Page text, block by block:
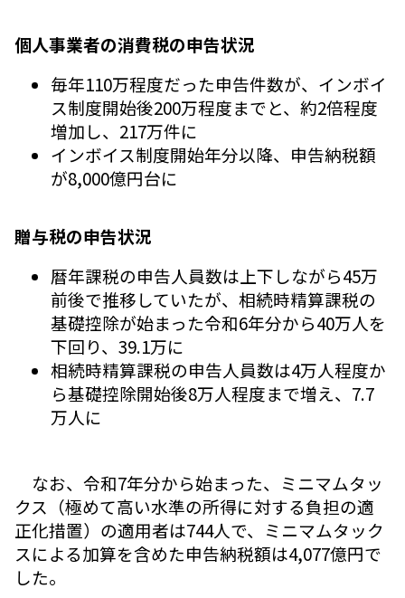
個人事業者の消費税の申告状況
毎年110万程度だった申告件数が、インボイ
ス制度開始後200万程度までと、約2倍程度
増加し、217万件に
インボイス制度開始年分以降、申告納税額
が8,000億円台に
贈与税の申告状況
暦年課税の申告人員数は上下しながら45万
前後で推移していたが、相続時精算課税の
基礎控除が始まった令和6年分から40万人を
下回り、39.1万に
相続時精算課税の申告人員数は4万人程度か
ら基礎控除開始後8万人程度まで増え、7.7
万人に
なお、令和7年分から始まった、ミニマムタッ
クス（極めて高い水準の所得に対する負担の適
正化措置）の適用者は744人で、ミニマムタック
スによる加算を含めた申告納税額は4,077億円で
した。